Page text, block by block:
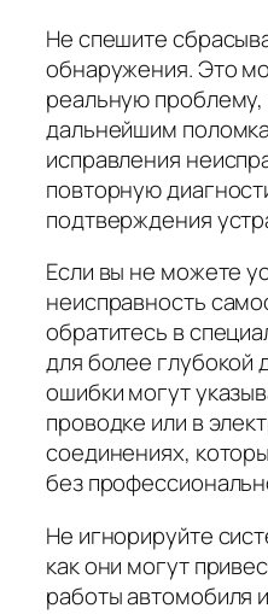
Не спешите
обнаружения. Это
реальную проблему,
дальнейшим
исправления
повторную
подтверждения
Если вы не можете
неисправность
обратитесь в
для более глубокой
ошибки могут
проводке или в
соединениях,
без
Не игнорируйте
как они могут
работы автомобиля